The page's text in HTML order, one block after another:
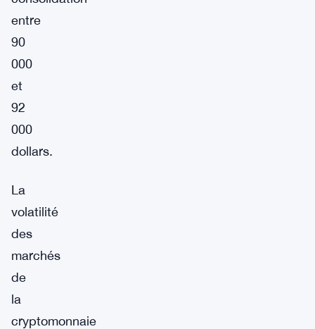
entre
90
000
et
92
000
dollars.
La
volatilité
des
marchés
de
la
cryptomonnaie